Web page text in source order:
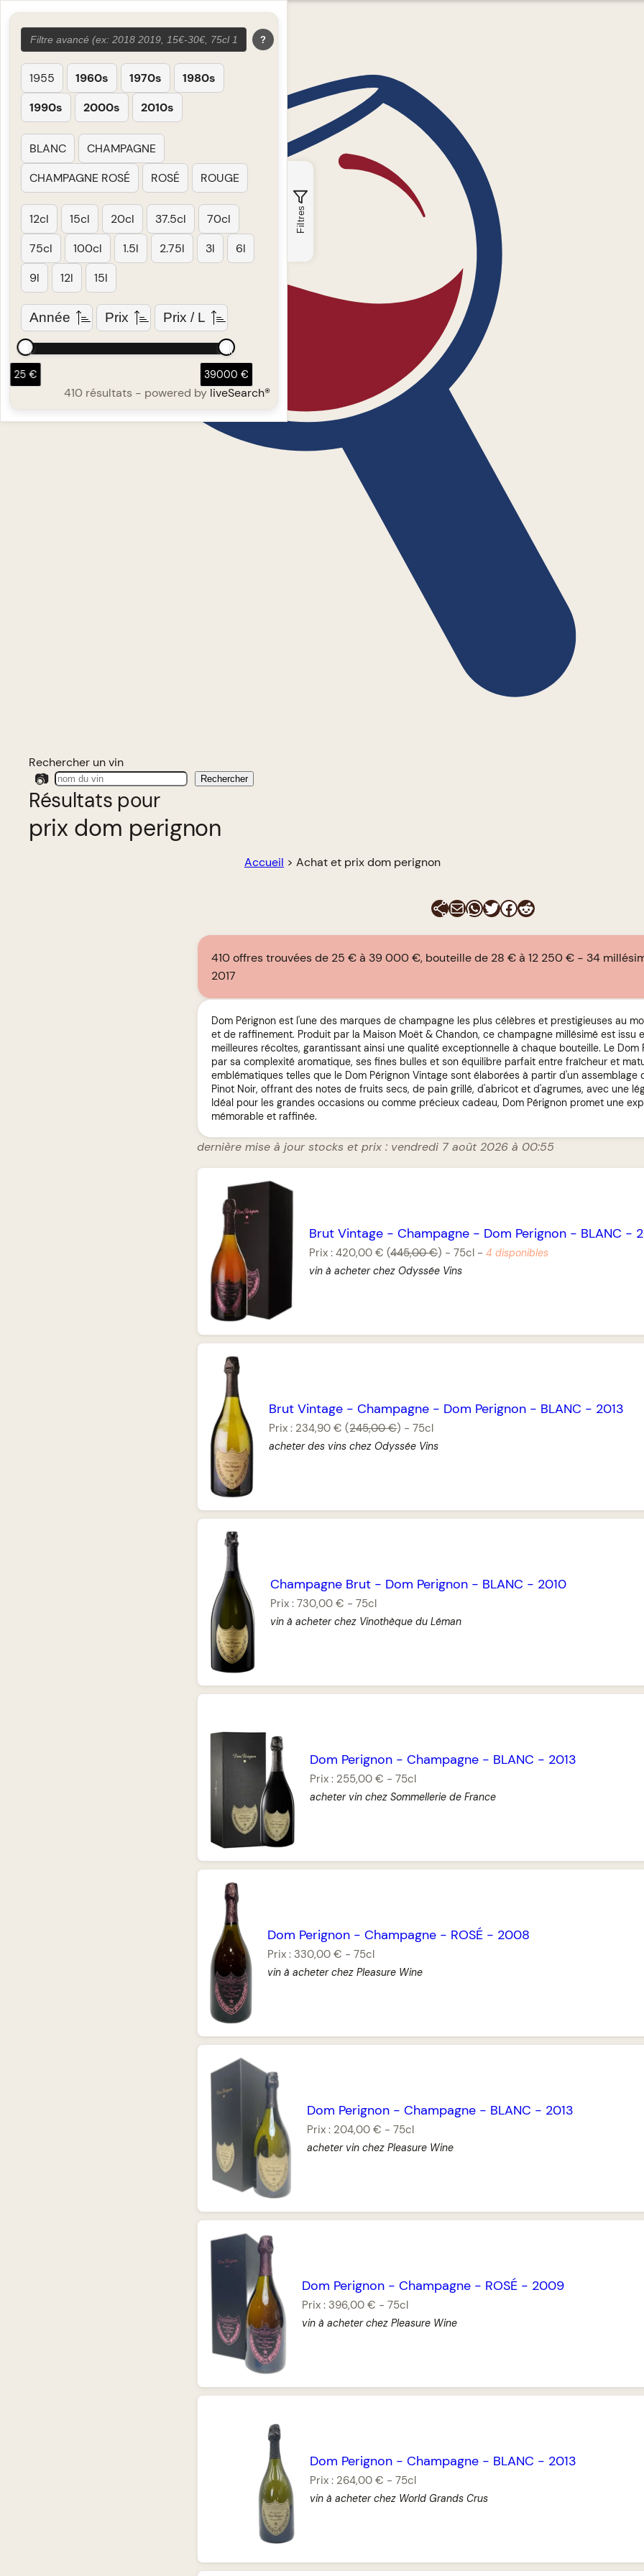
Rechercher un vin
📷 Rechercher
Résultats pour
prix dom perignon
Accueil > Achat et prix dom perignon
E-mailWhatsApp
Twitter
Facebook
Reddit
410 offres trouvées de 25 € à 39 000 €, bouteille de 28 € à 12 250 €
34
2017
Dom Pérignon est l'une des marques de champagne les plus célèbres et prestigieuses au
et de raffinement. Produit par la Maison Moët & Chandon, ce champagne millésimé est issu
meilleures récoltes, garantissant ainsi une qualité exceptionnelle à chaque bouteille. Le Dom
par sa complexité aromatique, ses fines bulles et son équilibre parfait entre fraîcheur et
emblématiques telles que le Dom Pérignon Vintage sont élaborées à partir d'un assemblage
Pinot Noir, offrant des notes de fruits secs, de pain grillé, d'abricot et d'agrumes, avec une
Idéal pour les grandes occasions ou comme précieux cadeau, Dom Pérignon promet une
mémorable et raffinée.
dernière mise à jour stocks et prix : vendredi 7 août 2026 à 00:55
Brut Vintage - Champagne - Dom Perignon - BLANC -
Prix :420,00 € (445,00 €) -75cl -4 disponibles
vin à acheter chez Odyssée Vins
Brut Vintage - Champagne - Dom Perignon - BLANC - 2013
Prix : 234,90 € (245,00 €) -75cl
acheter des vins chez Odyssée Vins
Champagne Brut - Dom Perignon - BLANC - 2010
Prix :730,00 € -75cl
vin à acheter chez Vinothèque du Léman
Dom Perignon- Champagne- BLANC - 2013
Prix : 255,00 € - 75cl
acheter vin chez Sommellerie de France
Dom Perignon- Champagne- ROSÉ- 2008
Prix : 330,00 € - 75cl
vin à acheter chez Pleasure Wine
Dom Perignon- Champagne- BLANC - 2013
Prix : 204,00 € - 75cl
acheter vin chez Pleasure Wine
Dom Perignon- Champagne- ROSÉ- 2009
Prix : 396,00 € - 75cl
vin à acheter chez Pleasure Wine
Dom Perignon- Champagne- BLANC - 2013
Prix : 264,00 € - 75cl
vin à acheter chez World Grands Crus
?
410 résultats - powered by liveSearch®
1955 1960s 1970s
1980s
1990s
2000s 2010s
BLANC
CHAMPAGNE
CHAMPAGNE ROSÉ
ROSÉ ROUGE
12cl 15cl 20cl 37.5cl
70cl
75cl
100cl 1.5l 2.75l 3l
6l
9l
12l 15l
25 € 39000 €
Année Prix Prix / L
Filtres